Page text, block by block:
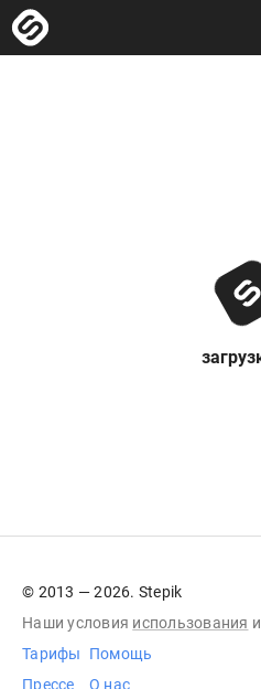
© 2013 — 2026. Stepik
Наши условия использования и
Тарифы
Прессе
Помощь
О нас